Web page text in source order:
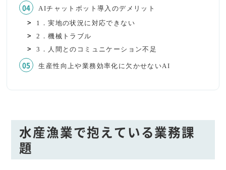
AIチャットボット導入のデメリット
1．実地の状況に対応できない
2．機械トラブル
3．人間とのコミュニケーション不足
生産性向上や業務効率化に欠かせないAI
水産漁業で抱えている業務課
題